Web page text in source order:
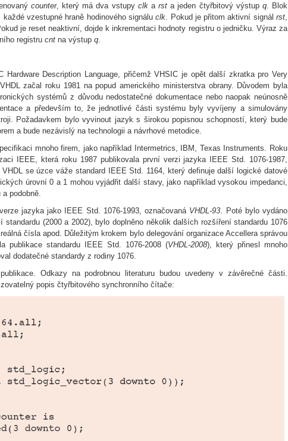
counter, který má dva vstupy clk arsta jeden čtyřbitový výstup q. Blok
každé vzestupné hraně hodinového signáluclk . Pokud je přitom aktivní signálrst
je reset neaktivní, dojde k inkrementaci hodnoty registru o jedničku. Výraz za
registru cnt na výstup q
Hardware Description Language, přičemž VHSIC je opět další zkratka pro Very
začal roku 1981 na popud amerického ministerstva obrany. Důvodem byla
systémů z důvodu nedostatečné dokumentace nebo naopak neúnosně
a především to, že jednotlivé části systému byly vyvíjeny a simulovány
Požadavkem bylo vyvinout jazyk s širokou popisnou schopností, který bude
a bude nezávislý na technologii a návrhové metodice.
mnoho firem, jako například Intermetrics, IBM, Texas Instruments. Roku
IEEE, která roku 1987 publikovala první verzi jazyka IEEE Std. 1076-1987,
se úzce váže standard IEEE Std. 1164, který definuje další logické datové
úrovní 0 a 1 mohou vyjádřit další stavy, jako například vysokou impedanci,
podobně.
jazyka jako IEEE Std. 1076-1993, označovaná VHDL-93 . Poté bylo vydáno
(2000 a 2002), bylo doplněno několik dalších rozšíření standardu 1076
čísla apod. Důležitým krokem bylo delegování organizace Accellera správou
publikace standardu IEEE Std. 1076-2008 (VHDL-2008), který přinesl mnoho
dodatečné standardy z rodiny 1076.
Odkazy na podrobnou literaturu budou uvedeny v závěrečné části.
popis čtyřbitového synchronního čítače: